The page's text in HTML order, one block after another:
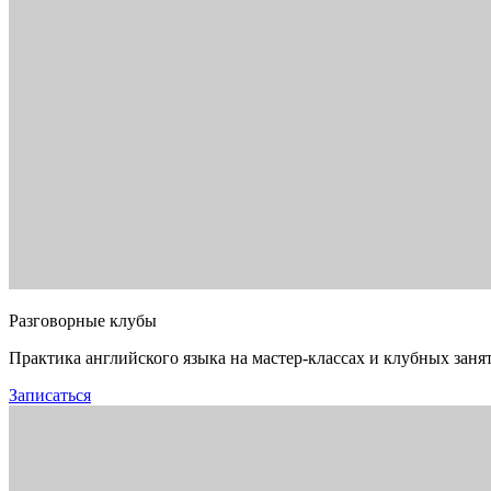
Разговорные клубы
Практика английского языка на мастер-классах и клубных
Записаться